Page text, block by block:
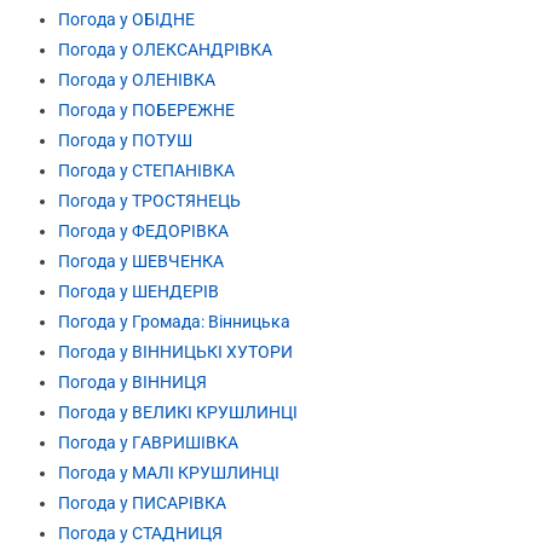
Погода у ОБІДНЕ
Погода у ОЛЕКСАНДРІВКА
Погода у ОЛЕНІВКА
Погода у ПОБЕРЕЖНЕ
Погода у ПОТУШ
Погода у СТЕПАНІВКА
Погода у ТРОСТЯНЕЦЬ
Погода у ФЕДОРІВКА
Погода у ШЕВЧЕНКА
Погода у ШЕНДЕРІВ
Погода у Громада: Вінницька
Погода у ВІННИЦЬКІ ХУТОРИ
Погода у ВІННИЦЯ
Погода у ВЕЛИКІ КРУШЛИНЦІ
Погода у ГАВРИШІВКА
Погода у МАЛІ КРУШЛИНЦІ
Погода у ПИСАРІВКА
Погода у СТАДНИЦЯ